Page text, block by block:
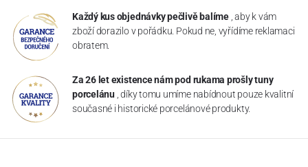
Každý kus objednávky pečlivě balíme , aby k vám
zboží dorazilo v pořádku. Pokud ne, vyřídíme reklamaci
obratem.
Za 26 let existence nám pod rukama prošly tuny
porcelánu , díky tomu umíme nabídnout pouze kvalitní
současné i historické porcelánové produkty.